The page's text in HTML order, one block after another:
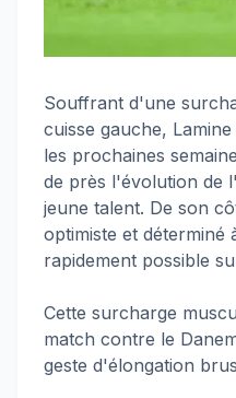
Souffrant d'une
cuisse gauche,
les prochaines
de près l'évolution de
jeune talent. De son
optimiste et déterminé
rapidement possible
Cette surcharge
match contre le
geste d'élongation